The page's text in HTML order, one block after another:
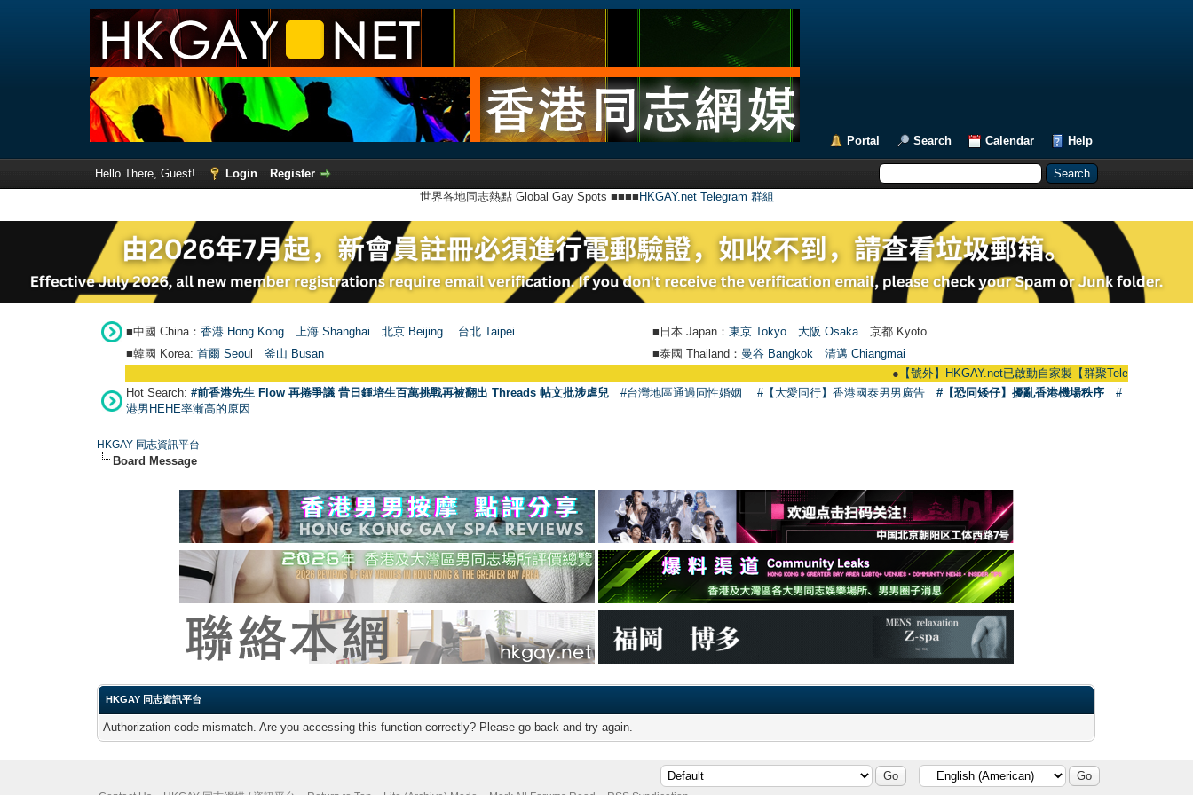
Portal Search Calendar Help
Hello There, Guest! Login
Register
世界各地同志熱點 Global Gay Spots ■■■■ HKGAY.net Telegram 群組
■中國 China： 香港 Hong Kong 上海 Shanghai 北京 Beijing 台北 Taipei ■日本 Japan： 東京 Tokyo 大阪 Osaka 京都 Kyoto
■韓國 Korea: 首爾 Seou 釜山 Busan ■泰國 Thailand： 曼谷 Bangkok
清邁 Chiangmai
【號外】HKGAY.net已啟動自家製【群聚Telegram群組】
Hot Search: #前香港先生 Flow 再捲爭議 昔日鍾培生百萬挑戰再被翻出 Threads 帖文批涉虐兒 #台灣地區通過同性婚姻 #【大愛同行】香港國泰男男廣告 #【恐同矮仔】擾亂香港機場秩序
#
港男HEHE率漸高的原因
HKGAY 同志資訊平台
Board Message
HKGAY 同志資訊平台
Authorization code mismatch. Are you accessing this function correctly? Please go back and try again.